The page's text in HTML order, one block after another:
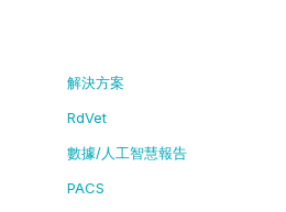
解決方案
RdVet
數據/人工智慧報告
PACS